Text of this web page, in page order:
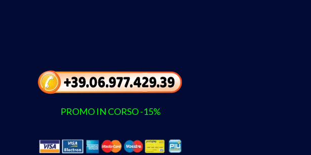
PROMO IN CORSO -15%